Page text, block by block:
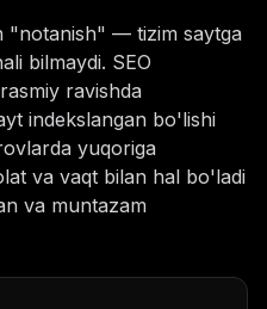
"notanish" — tizim saytga
bilmaydi. SEO
ravishda
indekslangan bo'lishi
yuqoriga
va vaqt bilan hal bo'ladi
va muntazam